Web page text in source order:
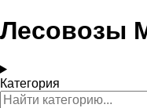
Лесовозы
Категория